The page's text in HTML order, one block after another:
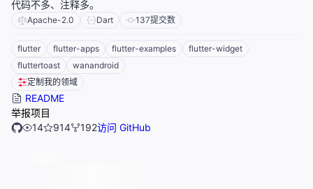
代码不多、注释多。
Apache-2.0 Dart 137提交数
flutter flutter-apps flutter-examples
flutter-widget
fluttertoast
wanandroid
定制我的领域
README
举报项目
14
914 192访问 GitHub